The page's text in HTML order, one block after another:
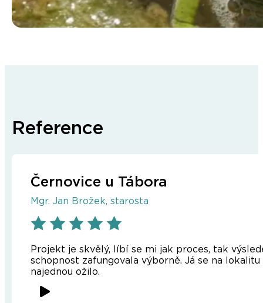
Reference
Černovice u Tábora
Mgr. Jan Brožek, starosta
Projekt je skvělý, líbí se mi jak proces, tak
schopnost zafungovala výborně. Já se na
najednou ožilo.